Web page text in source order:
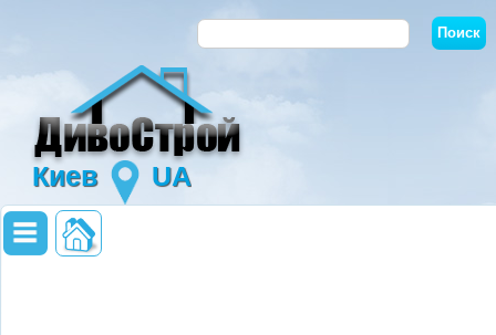
Киев UA